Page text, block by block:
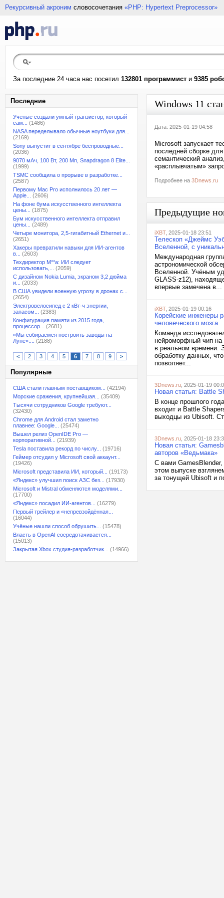
Рекурсивный акроним словосочетания «PHP: Hypertext Preprocessor»
За последние 24 часа нас посетил 132801 программист и 9385
Последние
Ученые создали умный транзистор, который
сам...
(1486)
NASA переделывало обычные ноутбуки для...
(2169)
Sony выпустит в сентябре беспроводные...
(2036)
9070 мАч, 100 Вт, 200 Мп, Snapdragon 8 Elite...
(1999)
TSMC сообщила о прорыве в разработке...
(2587)
Первому Mac Pro исполнилось 20 лет —
Apple...
(2606)
На фоне бума искусственного интеллекта
цены...
(1875)
Бум искусственного интеллекта отправил
цены...
(2489)
Четыре монитора, 2,5-гигабитный Ethernet и...
(2651)
Хакеры превратили навыки для ИИ-агентов
в...
(2603)
Техдиректор M**a: ИИ следует
использовать,...
(2059)
С дизайном Nokia Lumia, экраном 3,2 дюйма
и...
(2033)
В США увидели военную угрозу в дронах с...
(2654)
Электровелосипед с 2 кВт·ч энергии,
запасом...
(2383)
Конфигурация памяти из 2015 года,
процессор...
(2681)
«Мы собираемся построить заводы на
Луне»....
(2188)
< 2 3 4 5 6 7 8 9 >
Популярные
США стали главным поставщиком...
(42194)
Морские сражения, крупнейшая...
(35409)
Тысячи сотрудников Google требуют...
(32430)
Chrome для Android стал заметно
плавнее: Google...
(25474)
Вышел релиз OpenIDE Pro —
корпоративной...
(21939)
Tesla поставила рекорд по числу...
(19716)
Геймер отсудил у Microsoft свой аккаунт...
(19426)
Microsoft представила ИИ, который...
(19173)
«Яндекс» улучшил поиск АЗС без...
(17930)
Microsoft и Mistral обменяются моделями...
(17700)
«Яндекс» посадил ИИ-агентов...
(16279)
Первый трейлер и «непревзойдённая...
(16044)
Учёные нашли способ обрушить...
(15478)
Власть в OpenAI сосредотачивается...
(15013)
Закрытая Xbox студия-разработчик...
(14966)
Windows 11
Дата: 2025-01-19 04:58
Microsoft запускает
последней сборке
семантический
«расплывчатым»
Подробнее на 3Dnews.ru
Предыдущие
iXBT, 2025-01-18 23:51
Телескоп «Джеймс
Вселенной, с
Международная
астрономической
Вселенной. Учёным
GLASS-z12),
впервые замечена в...
iXBT, 2025-01-19 00:16
Корейские инженеры
человеческого мозга
Команда
нейроморфный чип на
в реальном времени.
обработку данных,
позволяет...
3Dnews.ru , 2025-01-19
Новая статья: Battle
В конце прошлого
входит и Battle
выходцы из Ubisoft.
3Dnews.ru , 2025-01-18
Новая статья:
авторов «Ведьмака»
С вами
этом выпуске
за тонущей Ubisoft и